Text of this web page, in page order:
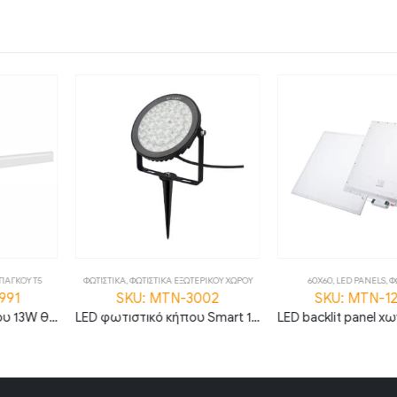
ΧΩΡΟΥ
3002
LED φωτιστικό κήπου Smart 15W RGB+CCT IP66 MTN-3002
60X60,LED PANELS,ΦΩΤΙΣΤΙΚΑ
SKU: MTN-127711
LED backlit panel χωνευτό 60×60 36W 6000K ψυχρό λευκό 120lm/W
ΦΩΤΙΣΤΙΚΑ,LED
SKU: